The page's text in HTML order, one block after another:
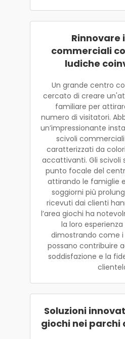
Rinnovare
commerciali
ludiche
Un grande centro
cercato di creare
familiare per
numero di visitatori.
un’impressionante
scivoli
caratterizzati da
accattivanti. Gli scivoli
punto focale del
attirando le famiglie
soggiorni più
ricevuti dai clienti
l’area giochi ha
la loro
dimostrando come
possano contribuire
soddisfazione e la
Soluzioni
giochi nei